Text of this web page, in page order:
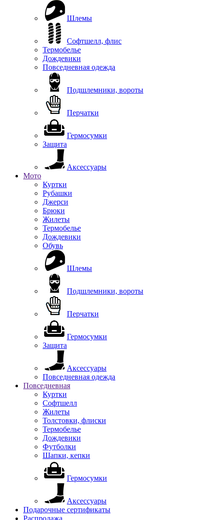
Шлемы
Софтшелл, флис
Термобелье
Дождевики
Повседневная одежда
Подшлемники, вороты
Перчатки
Гермосумки
Защита
Аксессуары
Мото
Куртки
Рубашки
Джерси
Брюки
Жилеты
Термобелье
Дождевики
Обувь
Шлемы
Подшлемники, вороты
Перчатки
Гермосумки
Защита
Аксессуары
Повседневная одежда
Повседневная
Куртки
Софтшелл
Жилеты
Толстовки, флиски
Термобелье
Дождевики
Футболки
Шапки, кепки
Гермосумки
Аксессуары
Подарочные сертификаты
Распродажа